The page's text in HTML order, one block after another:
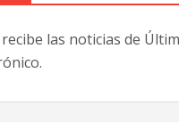
las noticias de